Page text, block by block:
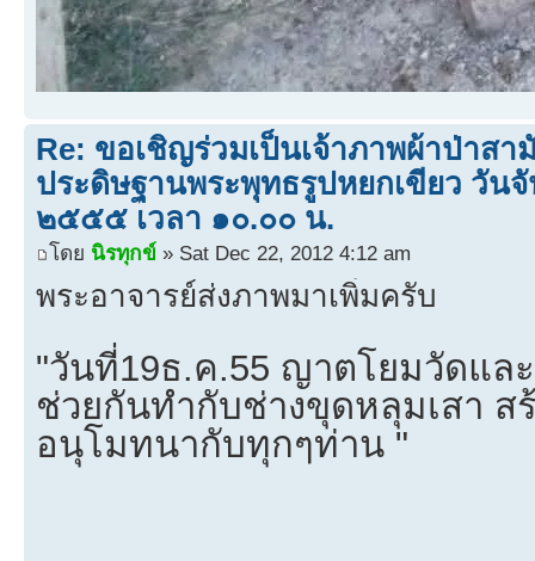
Re: ขอเชิญร่วมเป็นเจ้าภาพผ้าป่าสา
ประดิษฐานพระพุทธรูปหยกเขียว วัน
๒๕๕๕ เวลา ๑๐.๐๐ น.
โดย นิรทุกข์ » Sat Dec 22, 2012 4:12 am
พระอาจารย์ส่งภาพมาเพิ่มครับ
"วันที่19ธ.ค.55 ญาตโยมวัดแล
ช่วยกันทำกับช่างขุดหลุมเสา ส
อนุโมทนากับทุกๆท่าน "